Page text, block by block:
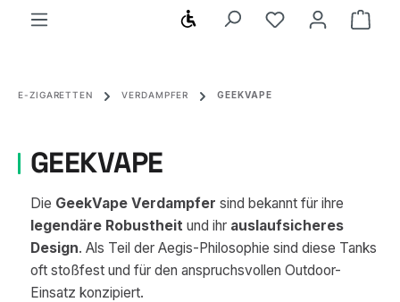
Werkzeugleiste anzeigen
Du hast 0
E-ZIGARETTEN VERDAMPFER GEEKVAPE
GEEKVAPE
Die GeekVape Verdampfer sind bekannt für ihre
legendäre Robustheit und ihr auslaufsicheres
Design. Als Teil der Aegis-Philosophie sind diese Tanks
oft stoßfest und für den anspruchsvollen Outdoor-
Einsatz konzipiert.